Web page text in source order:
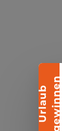
U
r
l
a
u
b
g
e
w
i
n
n
en
Banner einklappen